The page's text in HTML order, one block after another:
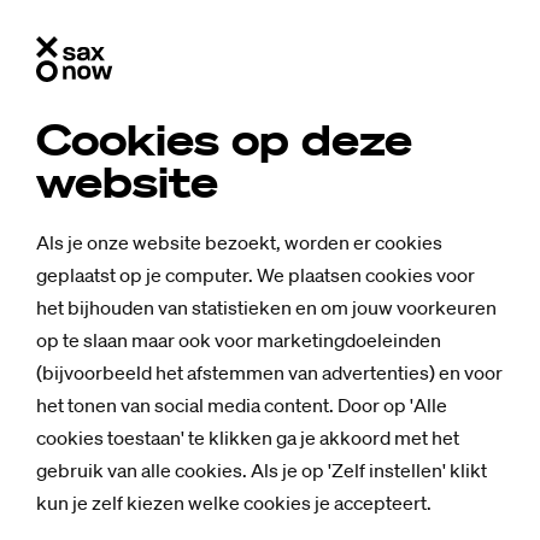
Cookies op deze
website
Als je onze website bezoekt, worden er cookies
geplaatst op je computer. We plaatsen cookies voor
het bijhouden van statistieken en om jouw voorkeuren
op te slaan maar ook voor marketingdoeleinden
(bijvoorbeeld het afstemmen van advertenties) en voor
het tonen van social media content. Door op 'Alle
cookies toestaan' te klikken ga je akkoord met het
gebruik van alle cookies. Als je op 'Zelf instellen' klikt
kun je zelf kiezen welke cookies je accepteert.
Achtergrond